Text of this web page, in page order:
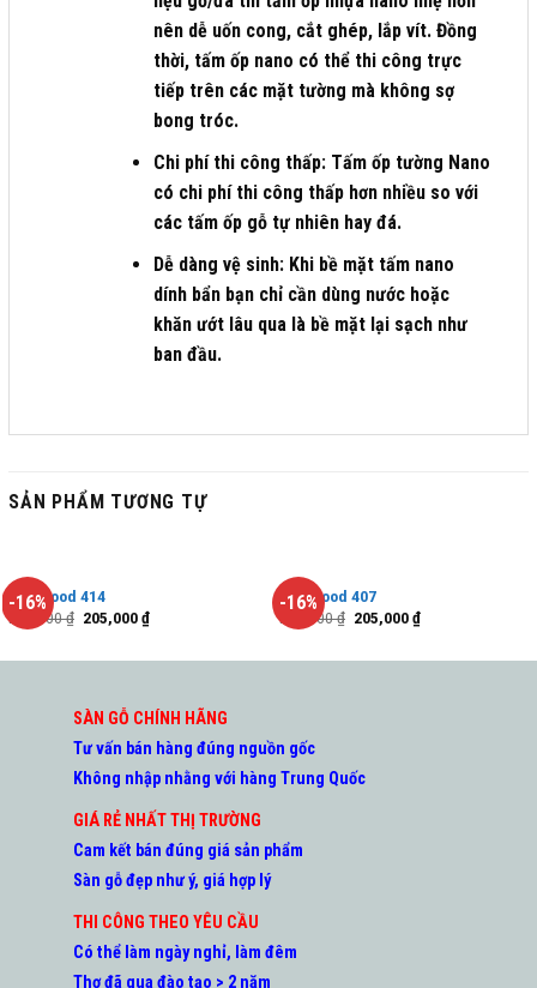
nên dễ uốn cong, cắt ghép, lắp vít. Đồng
thời, tấm ốp nano có thể thi công trực
tiếp trên các mặt tường mà không sợ
bong tróc.
Chi phí thi công thấp: Tấm ốp tường Nano
có chi phí thi công thấp hơn nhiều so với
các tấm ốp gỗ tự nhiên hay đá.
Dễ dàng vệ sinh: Khi bề mặt tấm nano
dính bẩn bạn chỉ cần dùng nước hoặc
khăn ướt lâu qua là bề mặt lại sạch như
ban đầu.
SẢN PHẨM TƯƠNG TỰ
-16%
Hobiwood 414
245,000₫ 205,000₫
-16%
Hobiwood 407
245,000₫ 205,000₫
SÀN GỖ CHÍNH HÃNG
Tư vấn bán hàng đúng nguồn gốc
Không nhập nhằng với hàng Trung Quốc
GIÁ RẺ NHẤT THỊ TRƯỜNG
Cam kết bán đúng giá sản phẩm
Sàn gỗ đẹp như ý, giá hợp lý
THI CÔNG THEO YÊU CẦU
Có thể làm ngày nghỉ, làm đêm
Thợ đã qua đào tạo > 2 năm